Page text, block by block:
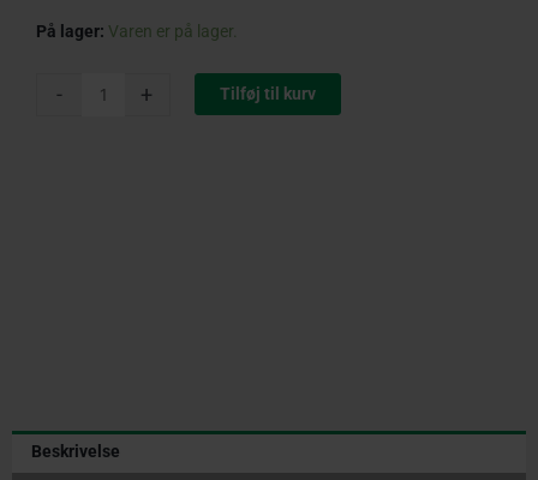
På lager: Varen er på lager.
-
Husqvarna
+ Tilføj til kurv
Beskrivelse